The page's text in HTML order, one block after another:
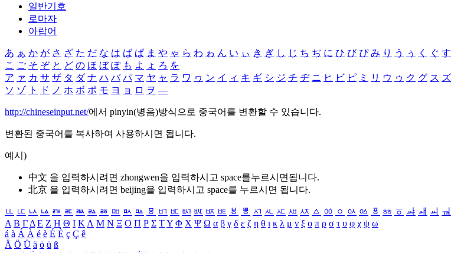
일반기호
로마자
아랍어
あ ぁ か が さ ざ た だ な は ば ぱ ま や ゃ ら わ ゎ ん い ぃ き ぎ し じ ち ぢ に ひ び ぴ み り う ぅ く ぐ す
こ ご そ ぞ と ど の ほ ぼ ぽ も よ ょ ろ を
ア ァ カ サ ザ タ ダ ナ ハ バ パ マ ヤ ャ ラ ワ ヮ ン イ ィ キ ギ シ ジ チ ヂ ニ ヒ ビ ピ ミ リ ウ ゥ ク グ ス ズ
ソ ゾ ト ド ノ ホ ボ ポ モ ヨ ョ ロ ヲ ―
http://chineseinput.net/에서 pinyin(병음)방식으로 중국어를 변환할 수 있습니다.
변환된 중국어를 복사하여 사용하시면 됩니다.
예시)
中文 을 입력하시려면 zhongwen을 입력하시고 space를누르시면됩니다.
北京 을 입력하시려면 beijing을 입력하시고 space를 누르시면 됩니다.
ㅥ ㅦ ㅧ ㅨ ㅩ ㅪ ㅫ ㅬ ㅭ ㅮ ㅯ ㅰ ㅱ ㅲ ㅳ ㅴ ㅵ ㅶ ㅷ ㅸ ㅹ ㅺ ㅻ ㅼ ㅽ ㅾ ㅿ ㆀ ㆁ ㆂ ㆃ ㆄ ㆅ ㆆ ㆇ ㆈ ㆉ ㆊ
Α Β ΓΔ Ε Ζ Η Θ Ι ΚΛ Μ Ν Ξ Ο Π Ρ Σ ΤΥ Φ Χ Ψ Ω α β γ δ ε ζ η θ ι κ λ μ ν ξ ο π ρ σ τ υ φ χ ψ ω
á à Á À é è É È ç Ç ê
Ä Ö Ü ä ö ü ß